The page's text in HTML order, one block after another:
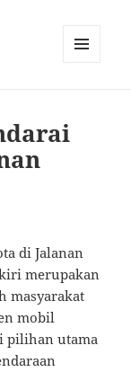
di Jalanan
merupakan
masyarakat
mobil
pilihan utama